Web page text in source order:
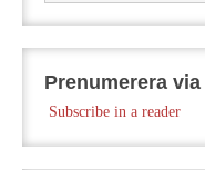
Prenumerera via
Subscribe in a reader